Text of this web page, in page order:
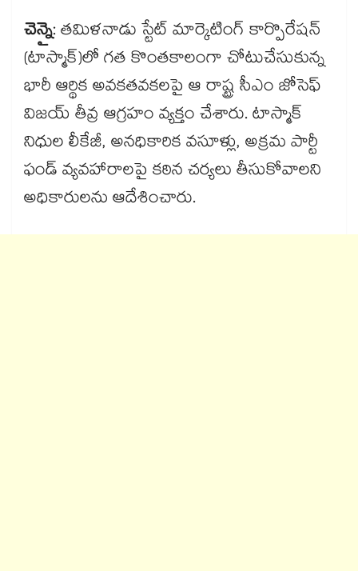
చెన్నై: తమిళనాడు స్టేట్ మార్కెటింగ్ కార్పొరేషన్
(టాస్మాక్‌‌‌‌)లో గత కొంతకాలంగా చోటుచేసుకున్న
భారీ ఆర్థిక అవకతవకలపై ఆ రాష్ట్ర సీఎం జోసెఫ్
విజయ్ తీవ్ర ఆగ్రహం వ్యక్తం చేశారు. టాస్మాక్
నిధుల లీకేజీ, అనధికారిక వసూళ్లు, అక్రమ పార్టీ
ఫండ్ వ్యవహారాలపై కఠిన చర్యలు తీసుకోవాలని
అధికారులను ఆదేశించారు.